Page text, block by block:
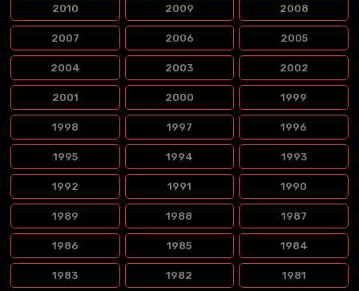
2010 2009 2008
2007 2006 2005
2004 2003 2002
2001 2000 1999
1998 1997 1996
1995 1994 1993
1992 1991 1990
1989 1988 1987
1986 1985 1984
1983 1982 1981